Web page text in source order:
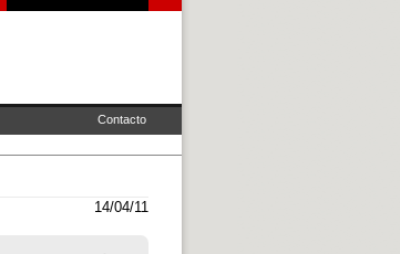
Contacto
14/04/11